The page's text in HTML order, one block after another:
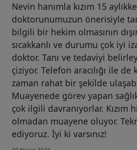
Nevin hanımla kızım 15
doktorunumuzun önerisiyle
bilgili bir hekim olmasının
sıcakkanlı ve durumu çok iyi
doktor. Tanı ve tedaviyi
çiziyor. Telefon aracılığı ile
zaman rahat bir şekilde
Muayenede görev yapan
çok ilgili davranıyorlar. Kızım
olmadan muayene oluyor.
ediyoruz. İyi ki varsınız!